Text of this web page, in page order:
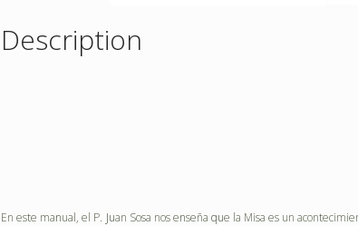
Description
En este manual, el P. Juan Sosa nos enseña que la Misa es un acont